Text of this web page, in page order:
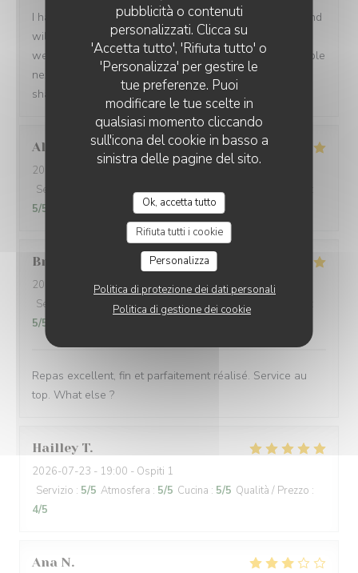
pubblicità o contenuti
personalizzati. Clicca su
'Accetta tutto', 'Rifiuta tutto' o
'Personalizza' per gestire le
tue preferenze. Puoi
modificare le tue scelte in
qualsiasi momento cliccando
sull'icona del cookie in basso a
sinistra delle pagine del sito.
Ok, accetta tutto
Rifiuta tutti i cookie
Personalizza
Politica di protezione dei dati personali
Politica di gestione dei cookie
I had another very enjoyable meal at Le P’Tit Troquet and
will certainly return in the future. The food and service
were very good as always and I had the benefit of a table
next to an open window, which zi found very pleasant. I
shall return on my next visit to Paris.
Alexandra B
2026-07-28
Servizio
Atmosfera:5/5 Cucina:5/5
5/5
Brice
2026-07-24
- 21:00 - Ospiti 2
Servizio
Atmosfera : 5/5 Cucina: 5 /5 Qualità / Prezzo
5/5
Repas excellent, fin et parfaitement réalisé. Service au
top. What else ?
Hailley T
2026-07-23 - 19:00 - Ospiti 1
Servizio : 5/5 Atmosfera : 5/5 Cucina : 5/5 Qualità / Prezzo :
4/5
Ana N